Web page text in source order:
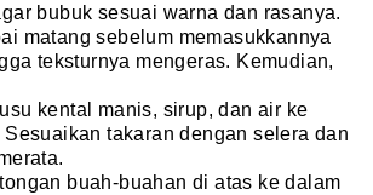
bubuk sesuai warna dan rasanya.
matang sebelum memasukkannya
teksturnya mengeras. Kemudian,
kental manis, sirup, dan air ke
Sesuaikan takaran dengan selera dan
buah-buahan di atas ke dalam